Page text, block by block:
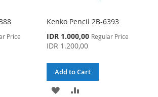
Price
Kenko Pencil 2B-6393
Special
Price
IDR 1.000,00 Regular Price
IDR 1.200,00
Add to Cart
ADD